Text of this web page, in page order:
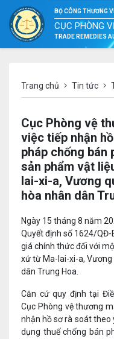
BỘ CÔNG THƯƠNG
CỤC PHÒNG
TRADE REMEDIES
Trang chủ Tin tức
Cục Phòng vệ
việc tiếp nhận
pháp chống bán
sản phẩm vật
lai-xi-a, Vương
hòa nhân dân
Ngày 15 tháng 8 năm
Quyết định số 1624/QĐ-
giá chính thức đối với
xứ từ Ma-lai-xi-a, Vương
dân Trung Hoa.
Căn cứ quy định tại
Cục Phòng vệ thương
nhận hồ sơ rà soát theo
dụng thuế chống bán